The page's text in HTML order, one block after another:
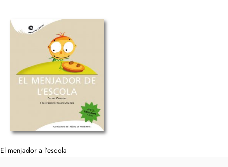
El menjador a l’escola